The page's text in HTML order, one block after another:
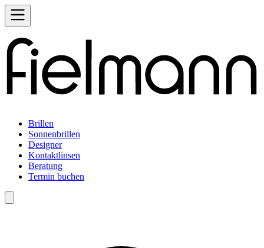
Brillen
Sonnenbrillen
Designer
Kontaktlinsen
Beratung
Termin buchen